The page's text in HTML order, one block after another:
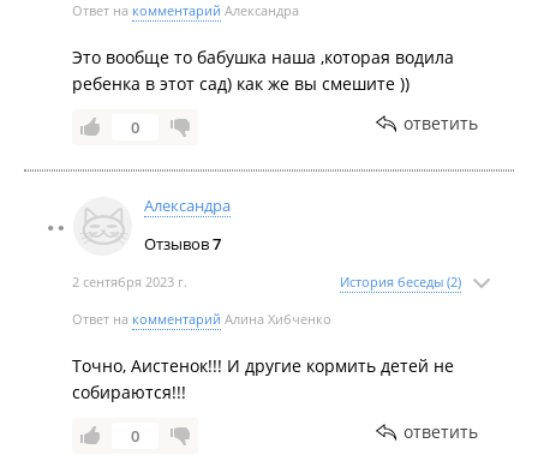
вопросам . Ведь только взаимодействие между
руководством-родитель- ребёнок , мы можем
создать идеальные условия для наших детей .
Ответ на комментарий Александра
Это вообще то бабушка наша ,которая водила
ребенка в этот сад) как же вы смешите ))
0 ответить
Александра
Отзывов7
2 сентября 2023 г. История беседы (2)
Ответ на комментарий Алина Хибченко
Точно, Аистенок!!! И другие кормить детей не
собираются!!!
0 ответить